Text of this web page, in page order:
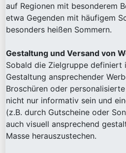
auf Regionen mit besonderem
etwa Gegenden mit häufigem
besonders heißen Sommern.
Gestaltung und Versand von
Sobald die Zielgruppe definiert
Gestaltung ansprechender
Broschüren oder
nicht nur informativ sein und
(z.B. durch Gutscheine oder
auch visuell ansprechend
Masse herauszustechen.